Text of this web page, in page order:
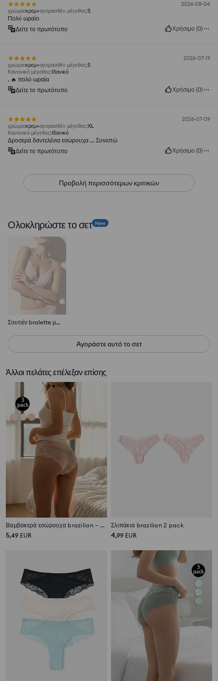
2026-08-04
χρώμα:κρεμ αγορασθέν μέγεθος:S
Πολύ ωραίο
Δείτε το πρωτότυπο
Χρήσιμο (0)
2026-07-19
χρώμα:κρεμ αγορασθέν μέγεθος:S
Κανονικό μέγεθος:Ιδανικό
. 🔥 πολύ ωραία
Δείτε το πρωτότυπο
Χρήσιμο (0)
2026-07-09
χρώμα:κρεμ αγορασθέν μέγεθος:XL
Κανονικό μέγεθος:Ιδανικό
Δροσερά δαντελένια εσώρουχα ... Συνιστώ
Δείτε το πρωτότυπο
Χρήσιμο (0)
Προβολή περισσότερων κριτικών
Ολοκληρώστε το σετ New
Σουτιέν bralette με δαντέλα
Αγοράστε αυτό το σετ
Άλλοι πελάτες επέλεξαν επίσης
Βαμβακερά εσώρουχα brazilian – συσκευασία 3 τεμαχίων
5,49 EUR
Σλιπάκια brazilian 2 pack
4,99 EUR